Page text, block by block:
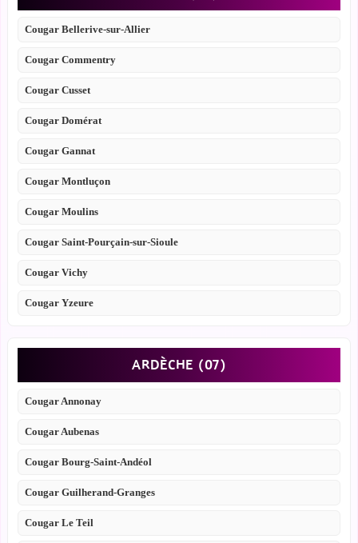
Cougar Bellerive-sur-Allier
Cougar Commentry
Cougar Cusset
Cougar Domérat
Cougar Gannat
Cougar Montluçon
Cougar Moulins
Cougar Saint-Pourçain-sur-Sioule
Cougar Vichy
Cougar Yzeure
ARDÈCHE (07)
Cougar Annonay
Cougar Aubenas
Cougar Bourg-Saint-Andéol
Cougar Guilherand-Granges
Cougar Le Teil